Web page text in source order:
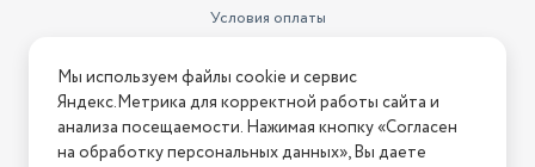
Условия оплаты
Условия возврата
Нашли ошибку на сайте? Напишите нам
Мы используем файлы cookie и сервис
Яндекс.Метрика для корректной работы сайта и
анализа посещаемости. Нажимая кнопку «Согласен
на обработку персональных данных», Вы даете